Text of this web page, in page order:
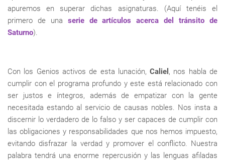
apuremos en superar dichas asignaturas. (Aquí tenéis el
primero de una serie de artículos acerca del tránsito de
Saturno).
Con los Genios activos de esta lunación,Caliel , nos habla de
cumplir con el programa profundo y este está relacionado con
ser justos e íntegros, además de empatizar con la gente
necesitada estando al servicio de causas nobles. Nos insta a
discernir lo verdadero de lo falso y ser capaces de cumplir con
las obligaciones y responsabilidades que nos hemos impuesto,
evitando disfrazar la verdad y promover el conflicto. Nuestra
palabra tendrá una enorme repercusión y las lenguas afiladas